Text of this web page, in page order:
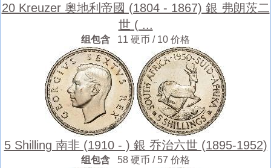
20 Kreuzer 奧地利帝國 (1804 - 1867) 銀 弗朗茨二
世 ( ...
组包含 11 硬币 / 10 价格
5 Shilling 南非 (1910 - ) 銀 乔治六世 (1895-1952)
组包含 58 硬币 / 57 价格